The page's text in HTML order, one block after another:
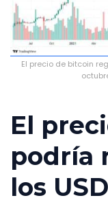
El precio de bitcoin
El
podría
los